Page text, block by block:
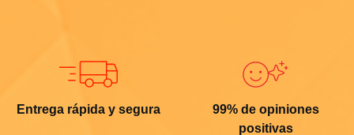
Entrega rápida y segura
99% de opiniones
positivas